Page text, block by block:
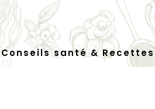
Conseils santé & Recettes